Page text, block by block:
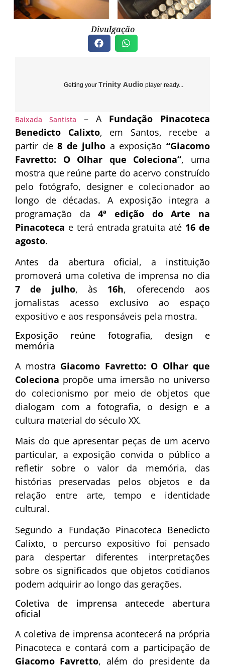
Divulgação
Getting your Trinity Audio player ready...
Baixada Santista – A Fundação Pinacoteca
Benedicto Calixto, em Santos, recebe a
partir de8 de julho a exposição“Giacomo
Favretto: O Olhar que Coleciona”, uma
mostra que reúne parte do acervo construído
pelo fotógrafo, designer e colecionador ao
longo de décadas. A exposição integra a
programação da4ª edição do Arte na
Pinacoteca e terá entrada gratuita até 16 de
agosto.
Antes da abertura oficial, a instituição
promoverá uma coletiva de imprensa no dia
7 de julho, às 16h, oferecendo aos
jornalistas acesso exclusivo ao espaço
expositivo e aos responsáveis pela mostra.
Exposição reúne fotografia, design e
memória
A mostra Giacomo Favretto: O Olhar que
Coleciona propõe uma imersão no universo
do colecionismo por meio de objetos que
dialogam com a fotografia, o design e a
cultura material do século XX.
Mais do que apresentar peças de um acervo
particular, a exposição convida o público a
refletir sobre o valor da memória, das
histórias preservadas pelos objetos e da
relação entre arte, tempo e identidade
cultural.
Segundo a Fundação Pinacoteca Benedicto
Calixto, o percurso expositivo foi pensado
para despertar diferentes interpretações
sobre os significados que objetos cotidianos
podem adquirir ao longo das gerações.
Coletiva de imprensa antecede abertura
oficial
A coletiva de imprensa acontecerá na própria
Pinacoteca e contará com a participação de
Giacomo Favretto, além do presidente da